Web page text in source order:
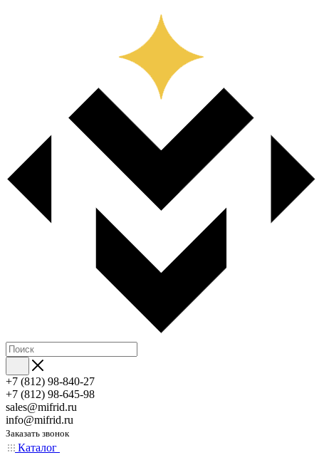
+7 (812) 98-840-27
+7 (812) 98-645-98
sales@mifrid.ru
info@mifrid.ru
Заказать звонок
Каталог